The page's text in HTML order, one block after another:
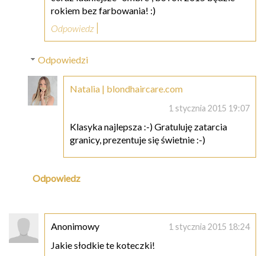
rokiem bez farbowania! :)
Odpowiedz
Odpowiedzi
Natalia | blondhaircare.com
1 stycznia 2015 19:07
Klasyka najlepsza :-) Gratuluję zatarcia
granicy, prezentuje się świetnie :-)
Odpowiedz
Anonimowy 1 stycznia 2015 18:24
Jakie słodkie te koteczki!